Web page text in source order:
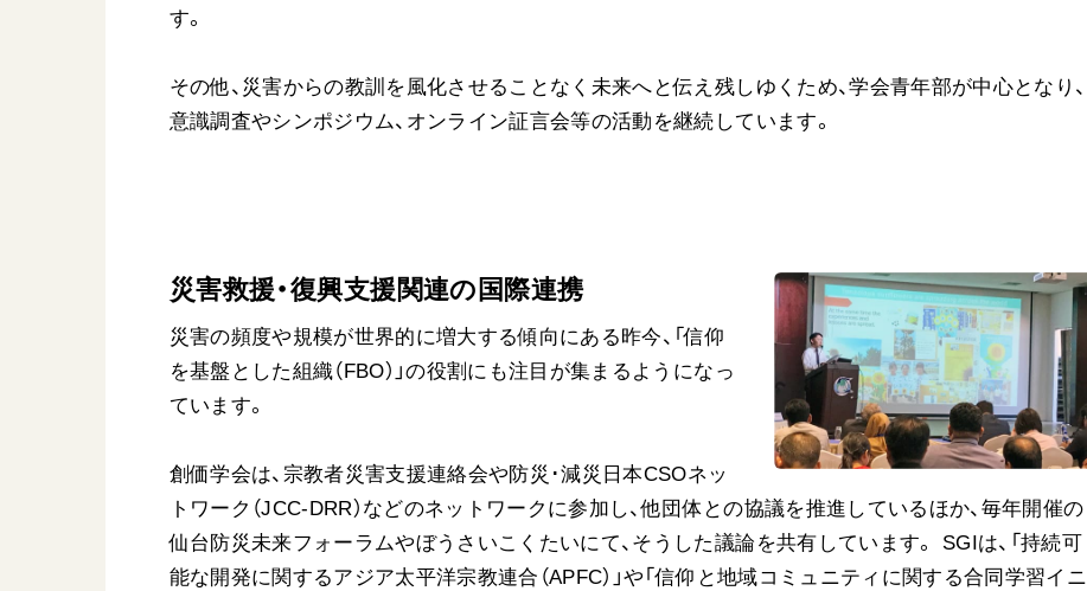
す。
その他、災害からの教訓を風化させることなく未来へと伝え残しゆくため、学会青年部が中心となり、
意識調査やシンポジウム、オンライン証言会等の活動を継続しています。
災害救援・復興支援関連の国際連携
災害の頻度や規模が世界的に増大する傾向にある昨今、「信仰
を基盤とした組織（FBO）」の役割にも注目が集まるようになっ
ています。
創価学会は、宗教者災害支援連絡会や防災･減災日本CSOネッ
トワーク（JCC-DRR）などのネットワークに参加し、他団体との協議を推進しているほか、毎年開催の
仙台防災未来フォーラムやぼうさいこくたいにて、そうした議論を共有しています。 SGIは、「持続可
能な開発に関するアジア太平洋宗教連合（APFC）」や「信仰と地域コミュニティに関する合同学習イニ